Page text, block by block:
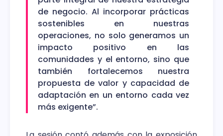
de negocio. Al incorporar prácticas
sostenibles en nuestras
operaciones, no solo generamos un
impacto positivo en las
comunidades y el entorno, sino que
también fortalecemos nuestra
propuesta de valor y capacidad de
adaptación en un entorno cada vez
más exigente”.